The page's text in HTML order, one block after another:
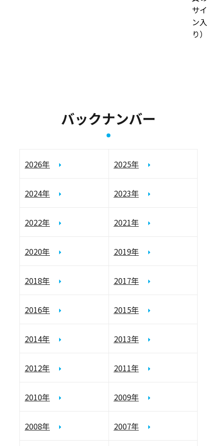
サイ
ン入
り）
バックナンバー
2026年 2025年
2024年 2023年
2022年 2021年
2020年 2019年
2018年 2017年
2016年 2015年
2014年 2013年
2012年 2011年
2010年 2009年
2008年 2007年